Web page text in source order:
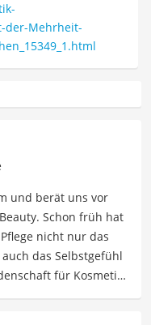
der-Mehrheit-
und berät uns vor
Schon früh hat
nicht nur das
das Selbstgefühl
für Kosmetik